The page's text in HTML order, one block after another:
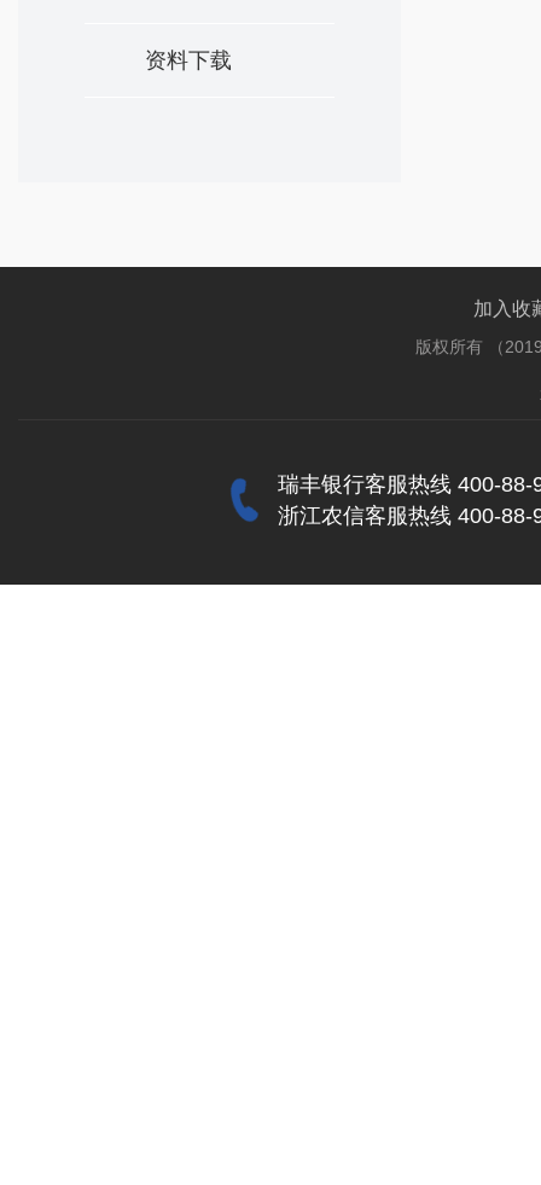
资料下载
加入收
版权所有 （
瑞丰银行客服热线 400-88-
浙江农信客服热线 400-88-